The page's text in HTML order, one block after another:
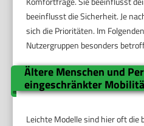
beeinflusst die Sicherheit. Je
sich die Prioritäten. Im
Nutzergruppen besonders
Ältere Menschen und
eingeschränkter
Leichte Modelle sind hier oft die